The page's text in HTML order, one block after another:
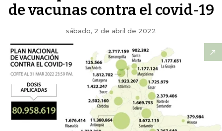
de vacunas contra el covid-19
sábado, 2 de abril de 2022